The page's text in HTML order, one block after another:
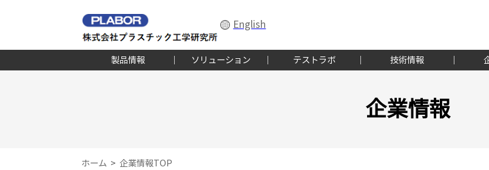
English
製品情報 ソリューション テストラボ 技術情報
企業情報
ホーム 企業情報TOP